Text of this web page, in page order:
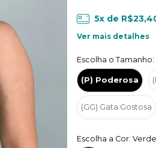
5x de
Ver mais detalhes
Escolha o
(P) Poderosa
(GG) Gata Gostosa
Escolha a Cor: